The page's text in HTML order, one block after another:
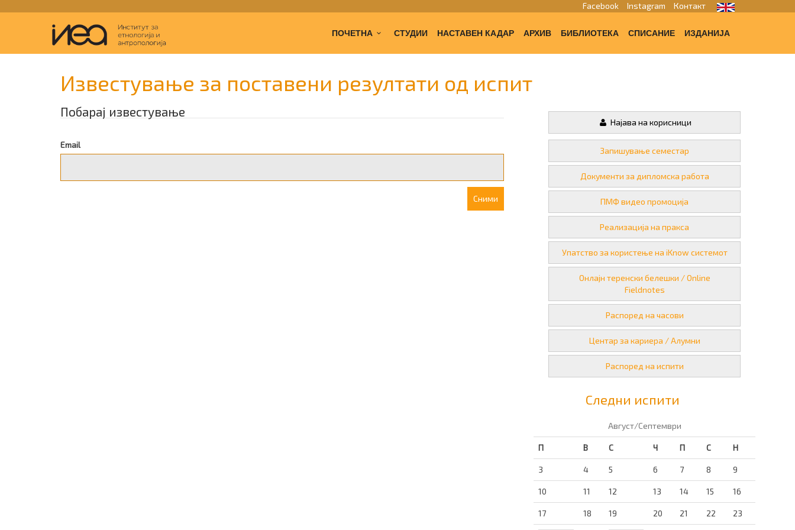
Facebook Instagram Контакт
ПОЧЕТНА СТУДИИ НАСТАВЕН КАДАР АРХИВ БИБЛИОТЕКА СПИСАНИЕ ИЗДАНИЈА
Известување за поставени резултати од испит
Побарај известување
Email
Најава на корисници
Запишување семестар
Документи за дипломска работа
ПМФ видео промоција
Реализација на пракса
Упатство за користење на iKnow системот
Онлајн теренски белешки / Online
Fieldnotes
Распоред на часови
Центар за кариера / Алумни
Распоред на испити
Следни испити
Август/Септември
П В С Ч П С Н
3 4 5 6 7 8 9
10 11 12 13 14 15 16
17 18 19 20 21 22 23